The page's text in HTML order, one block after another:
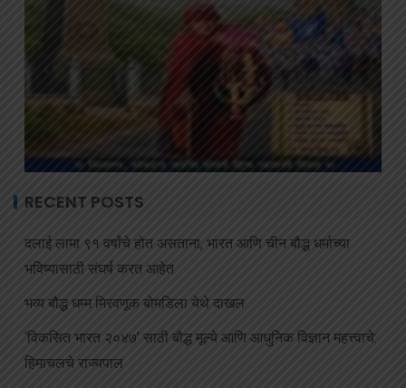
RECENT POSTS
दलाई लामा ९१ वर्षांचे होत असताना, भारत आणि चीन बौद्ध धर्माच्या
भविष्यासाठी संघर्ष करत आहेत
भव्य बौद्ध धम्म मिरवणूक बोमडिला येथे दाखल
‘विकसित भारत २०४७’ साठी बौद्ध मूल्ये आणि आधुनिक विज्ञान महत्त्वाचे:
हिमाचलचे राज्यपाल